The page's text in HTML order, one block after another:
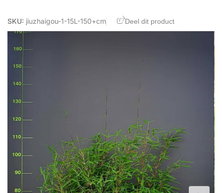
SKU: jiuzhaigou-1-15L-150+cm Deel dit product